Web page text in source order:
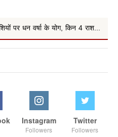
किन 4 राश... आखिरकार मांगी
Instagram
Followers
Twitter
Followers